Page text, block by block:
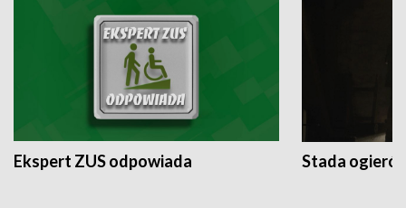
Ekspert ZUS odpowiada Stada